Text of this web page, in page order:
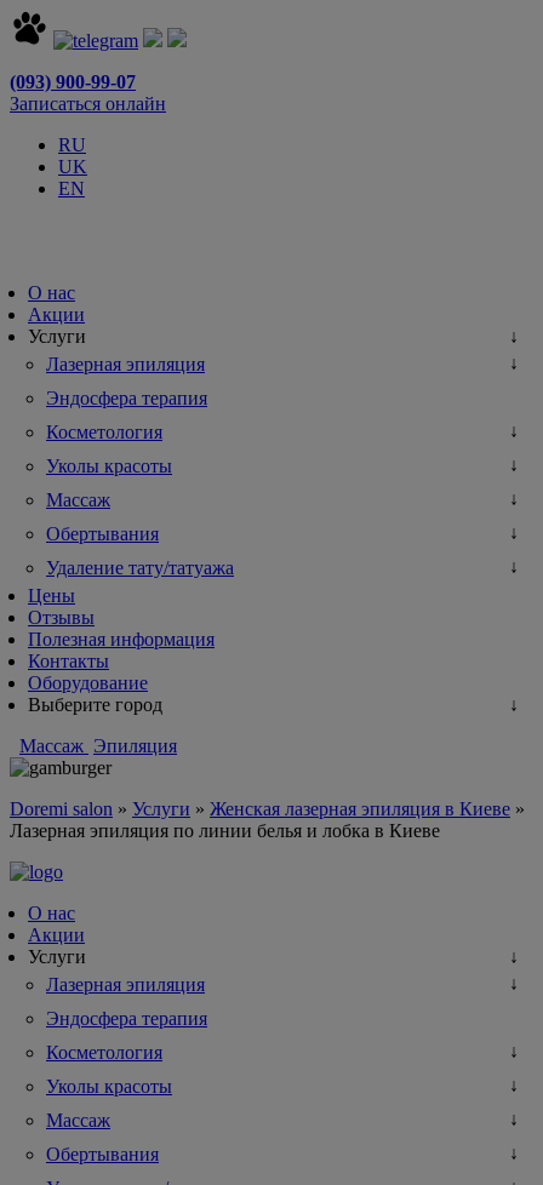
(093) 900-99-07
Записаться онлайн
RU
UK
EN
О нас
Акции
Услуги
Лазерная эпиляция
Эндосфера терапия
Косметология
Уколы красоты
Массаж
Обертывания
Удаление тату/татуажа
Цены
Отзывы
Полезная информация
Контакты
Оборудование
Выберите город
Массаж Эпиляция
Doremi salon » Услуги » Женская лазерная эпиляция в Киеве »
Лазерная эпиляция по линии белья и лобка в Киеве
О нас
Акции
Услуги
Лазерная эпиляция
Эндосфера терапия
Косметология
Уколы красоты
Массаж
Обертывания